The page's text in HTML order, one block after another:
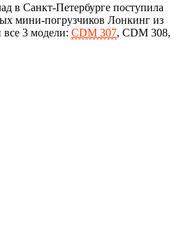
в Санкт-Петербурге поступила
мини-погрузчиков Лонкинг из
3 модели: CDM 307, CDM 308,